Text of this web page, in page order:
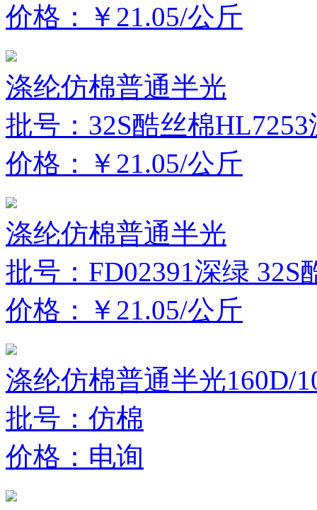
价格：￥21.05/公斤
涤纶仿棉普通半光
批号：32S酷丝棉HL7253
价格：￥21.05/公斤
涤纶仿棉普通半光
批号：FD02391深绿 32S
价格：￥21.05/公斤
涤纶仿棉普通半光160D/
批号：仿棉
价格：电询